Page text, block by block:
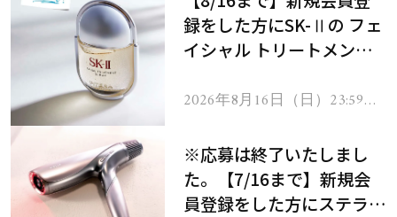
録をした方にSK-Ⅱの フェ
イシャル トリートメント
2026年8月16日（日）23:59ま
※応募は終了いたしまし
た。【7/16まで】新規会
員登録をした方にステラボ